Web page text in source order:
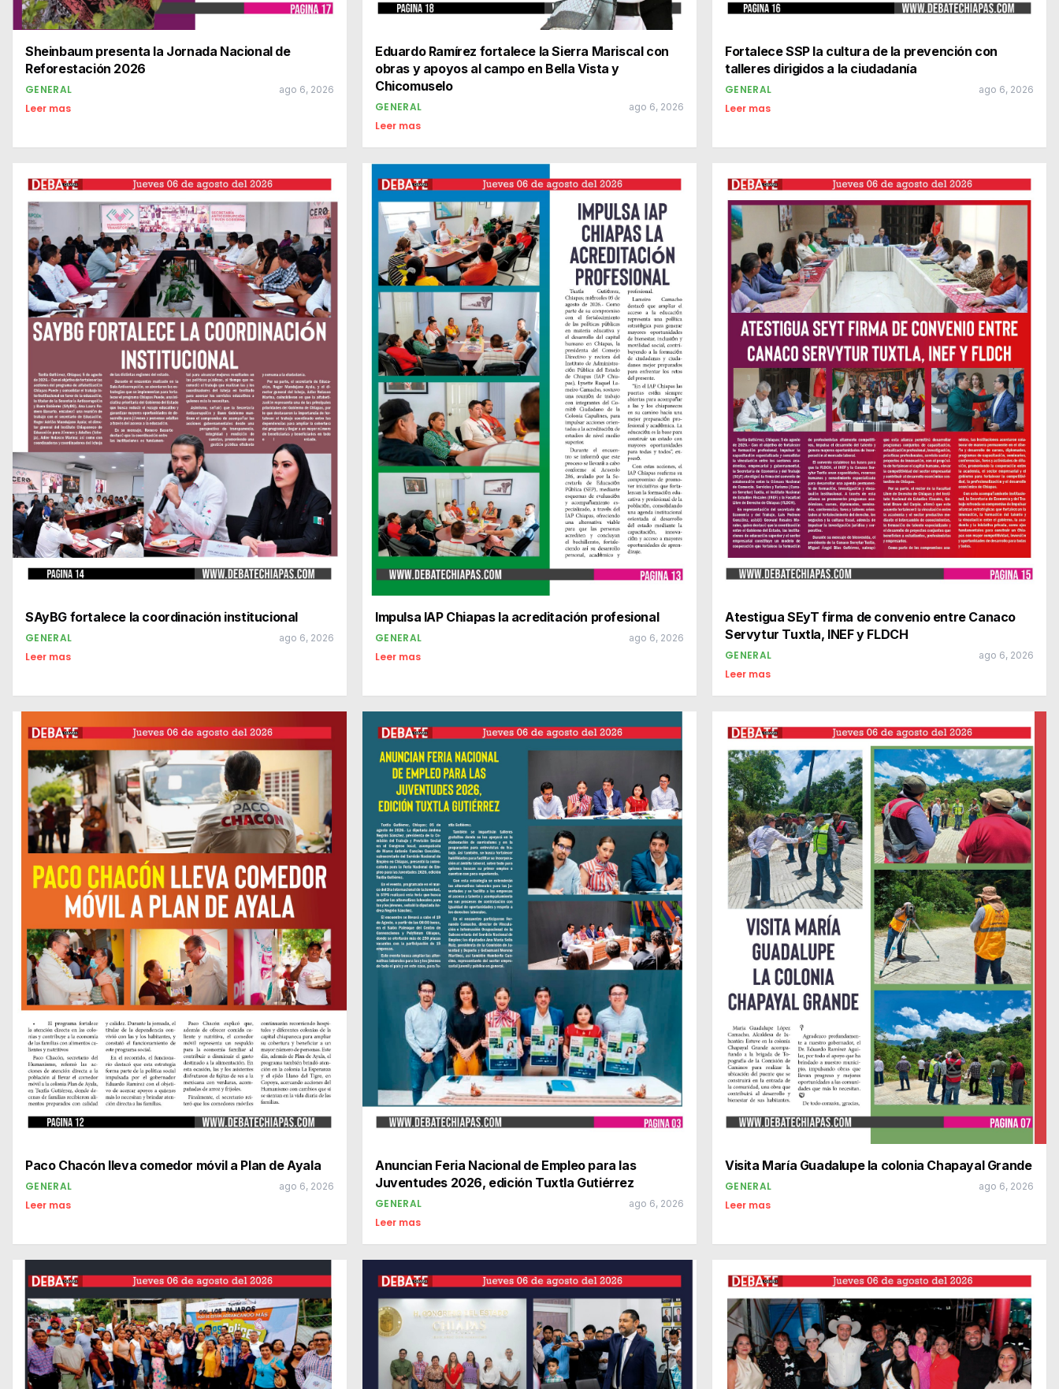
Sheinbaum presenta la Jornada Nacional de
Reforestación 2026
GENERAL ago 6, 2026
Leer mas
Eduardo Ramírez fortalece la Sierra Mariscal con
obras y apoyos al campo en Bella Vista y
Chicomuselo
GENERAL ago 6, 2026
Leer mas
Fortalece SSP la cultura de la prevención con
talleres dirigidos a la ciudadanía
GENERAL ago 6, 2026
Leer mas
SAyBG fortalece la coordinación institucional
GENERAL ago 6, 2026
Leer mas
Impulsa IAP Chiapas la acreditación profesional
GENERAL ago 6, 2026
Leer mas
Atestigua SEyT firma de convenio entre Canaco
Servytur Tuxtla, INEF y FLDCH
GENERAL ago 6, 2026
Leer mas
Paco Chacón lleva comedor móvil a Plan de Ayala
GENERAL ago 6, 2026
Leer mas
Anuncian Feria Nacional de Empleo para las
Juventudes 2026, edición Tuxtla Gutiérrez
GENERAL ago 6, 2026
Leer mas
Visita María Guadalupe la colonia Chapayal Grande
GENERAL ago 6, 2026
Leer mas